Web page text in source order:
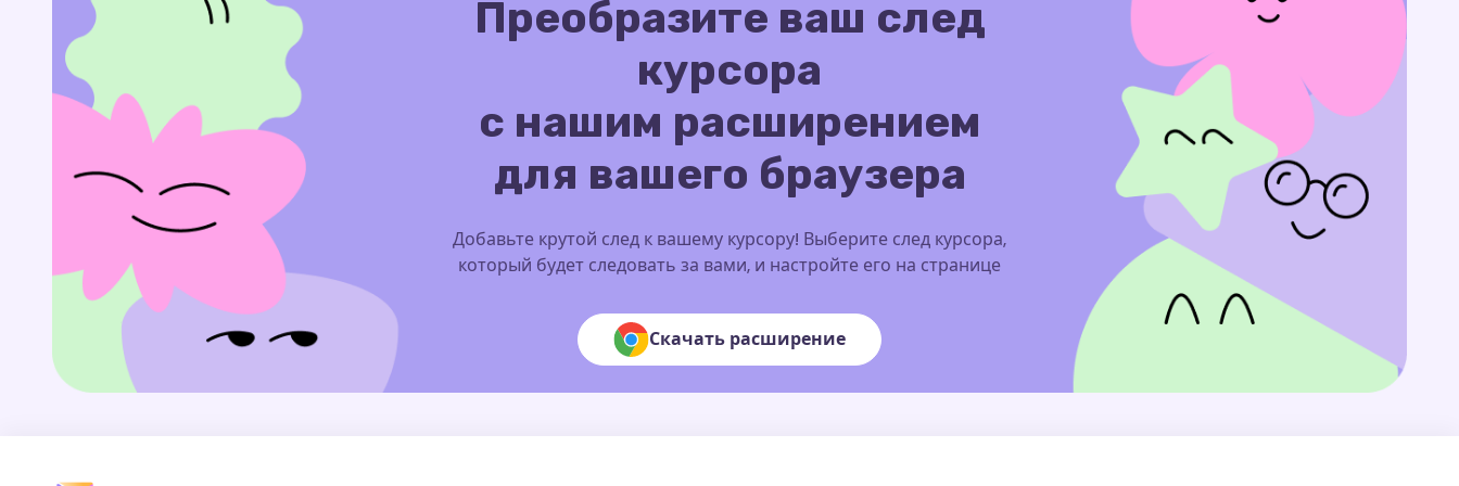
Преобразите ваш след
курсора
с нашим расширением
для вашего браузера
Добавьте крутой след к вашему курсору! Выберите след курсора,
который будет следовать за вами, и настройте его на странице
Скачать расширение